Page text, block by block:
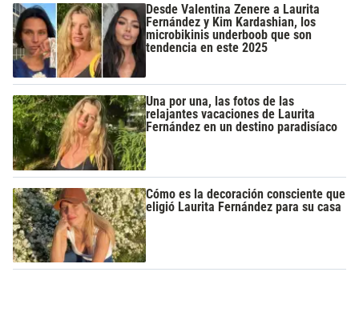
Desde Valentina Zenere a Laurita
Fernández y Kim Kardashian, los
microbikinis underboob que son
tendencia en este 2025
Una por una, las fotos de las
relajantes vacaciones de Laurita
Fernández en un destino paradisíaco
Cómo es la decoración consciente que
eligió Laurita Fernández para su casa